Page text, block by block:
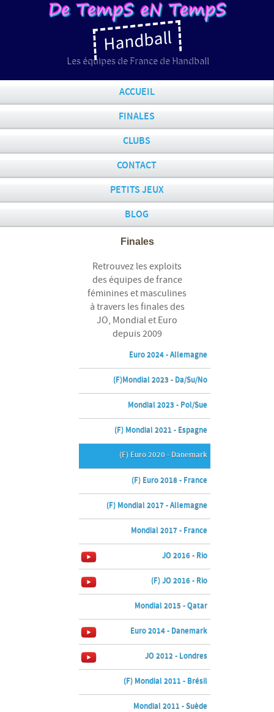
Handball
Les équipes de France de Handball
ACCUEIL
FINALES
CLUBS
CONTACT
PETITS JEUX
BLOG
Finales
Retrouvez les exploits
des équipes de france
féminines et masculines
à travers les finales des
JO, Mondial et Euro
depuis 2009
Euro 2024 - Allemagne
(F)Mondial 2023 - Da/Su/No
Mondial 2023 - Pol/Sue
(F) Mondial 2021 - Espagne
(F) Euro 2020 - Danemark
(F) Euro 2018 - France
(F) Mondial 2017 - Allemagne
Mondial 2017 - France
JO 2016 - Rio
(F) JO 2016 - Rio
Mondial 2015 - Qatar
Euro 2014 - Danemark
JO 2012 - Londres
(F) Mondial 2011 - Brésil
Mondial 2011 - Suède